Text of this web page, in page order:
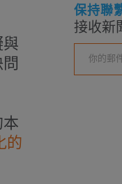
與
本
的
保持聯
接收新